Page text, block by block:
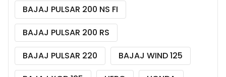
BAJAJ PULSAR 200 NS FI
BAJAJ PULSAR 200 RS
BAJAJ PULSAR 220
BAJAJ WIND 125